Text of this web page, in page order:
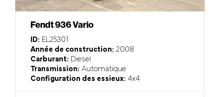
Fendt 936 Vario
ID: EL25301
Année de construction: 2008
Carburant: Diesel
Transmission: Automatique
Configuration des essieux: 4x4